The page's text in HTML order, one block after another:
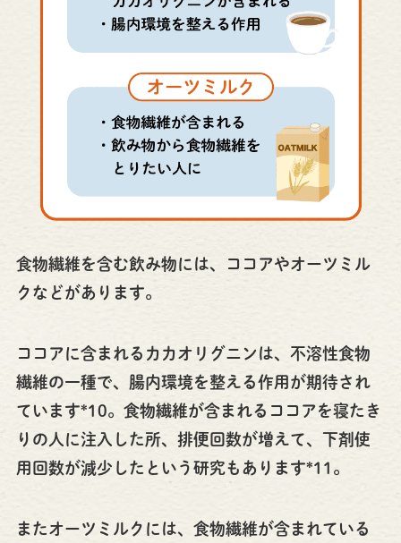
食物繊維を含む飲み物には、ココアやオーツミル
クなどがあります。
ココアに含まれるカカオリグニンは、不溶性食物
繊維の一種で、腸内環境を整える作用が期待され
ています*10。食物繊維が含まれるココアを寝たき
りの人に注入した所、排便回数が増えて、下剤使
用回数が減少したという研究もあります*11。
またオーツミルクには、食物繊維が含まれている